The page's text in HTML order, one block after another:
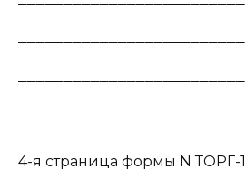
4-я страница формы N ТОРГ-1